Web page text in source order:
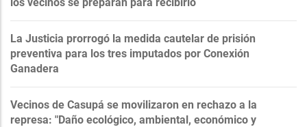
La Justicia prorrogó la medida cautelar de prisión
preventiva para los tres imputados por Conexión
Ganadera
Vecinos de Casupá se movilizaron en rechazo a la
represa: "Daño ecológico, ambiental, económico y